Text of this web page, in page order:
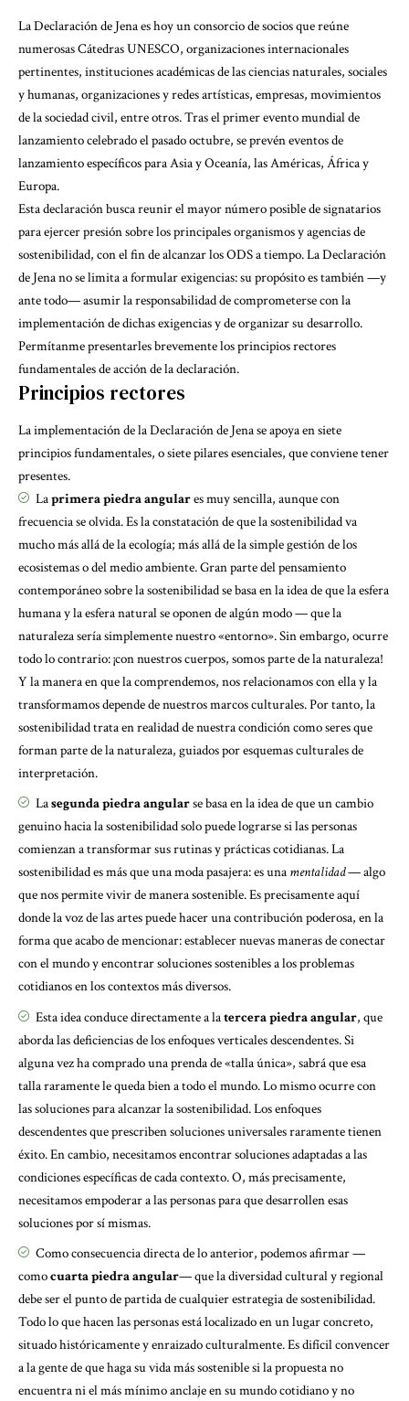
La Declaración de Jena es hoy un consorcio de socios que reúne
numerosas Cátedras UNESCO, organizaciones internacionales
pertinentes, instituciones académicas de las ciencias naturales, sociales
y humanas, organizaciones y redes artísticas, empresas, movimientos
de la sociedad civil, entre otros. Tras el primer evento mundial de
lanzamiento celebrado el pasado octubre, se prevén eventos de
lanzamiento específicos para Asia y Oceanía, las Américas, África y
Europa.
Esta declaración busca reunir el mayor número posible de signatarios
para ejercer presión sobre los principales organismos y agencias de
sostenibilidad, con el fin de alcanzar los ODS a tiempo. La Declaración
de Jena no se limita a formular exigencias: su propósito es también —y
ante todo— asumir la responsabilidad de comprometerse con la
implementación de dichas exigencias y de organizar su desarrollo.
Permítanme presentarles brevemente los principios rectores
fundamentales de acción de la declaración.
Principios rectores
La implementación de la Declaración de Jena se apoya en siete
principios fundamentales, o siete pilares esenciales, que conviene tener
presentes.
Laprimera piedra angulares muy sencilla, aunque con
frecuencia se olvida. Es la constatación de que la sostenibilidad va
mucho más allá de la ecología; más allá de la simple gestión de los
ecosistemas o del medio ambiente. Gran parte del pensamiento
contemporáneo sobre la sostenibilidad se basa en la idea de que la esfera
humana y la esfera natural se oponen de algún modo — que la
naturaleza sería simplemente nuestro «entorno». Sin embargo, ocurre
todo lo contrario: ¡con nuestros cuerpos, somos parte de la naturaleza!
Y la manera en que la comprendemos, nos relacionamos con ella y la
transformamos depende de nuestros marcos culturales. Por tanto, la
sostenibilidad trata en realidad de nuestra condición como seres que
forman parte de la naturaleza, guiados por esquemas culturales de
interpretación.
Lasegunda piedra angularse basa en la idea de que un cambio
genuino hacia la sostenibilidad solo puede lograrse si las personas
comienzan a transformar sus rutinas y prácticas cotidianas. La
sostenibilidad es más que una moda pasajera: es una mentalidad— algo
que nos permite vivir de manera sostenible. Es precisamente aquí
donde la voz de las artes puede hacer una contribución poderosa, en la
forma que acabo de mencionar: establecer nuevas maneras de conectar
con el mundo y encontrar soluciones sostenibles a los problemas
cotidianos en los contextos más diversos.
Esta idea conduce directamente a latercera piedra angular, que
aborda las deficiencias de los enfoques verticales descendentes. Si
alguna vez ha comprado una prenda de «talla única», sabrá que esa
talla raramente le queda bien a todo el mundo. Lo mismo ocurre con
las soluciones para alcanzar la sostenibilidad. Los enfoques
descendentes que prescriben soluciones universales raramente tienen
éxito. En cambio, necesitamos encontrar soluciones adaptadas a las
condiciones específicas de cada contexto. O, más precisamente,
necesitamos empoderar a las personas para que desarrollen esas
soluciones por sí mismas.
Como consecuencia directa de lo anterior, podemos afirmar —
comocuarta piedra angular— que la diversidad cultural y regional
debe ser el punto de partida de cualquier estrategia de sostenibilidad.
Todo lo que hacen las personas está localizado en un lugar concreto,
situado históricamente y enraizado culturalmente. Es difícil convencer
a la gente de que haga su vida más sostenible si la propuesta no
encuentra ni el más mínimo anclaje en su mundo cotidiano y no